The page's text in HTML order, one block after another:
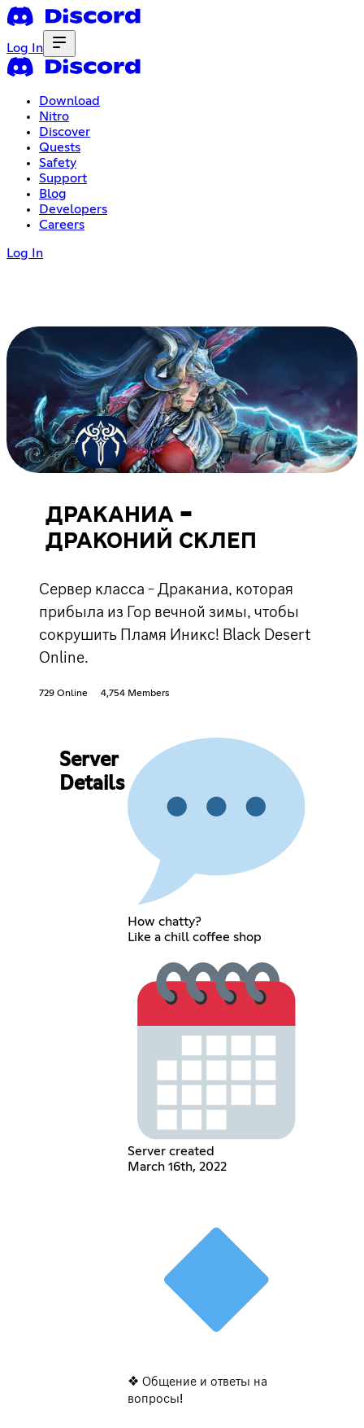
Log In
Download
Nitro
Discover
Quests
Safety
Support
Blog
Developers
Careers
Log In
ДРАКАНИА -
ДРАКОНИЙ СКЛЕП
Сервер класса - Драканиа, которая
прибыла из Гор вечной зимы, чтобы
сокрушить Пламя Иникс! Black Desert
Online.
729 Online 4,754 Members
Server
Details
How chatty?
Like a chill coffee shop
Server created
March 16th, 2022
❖ Общение и ответы на
вопросы!